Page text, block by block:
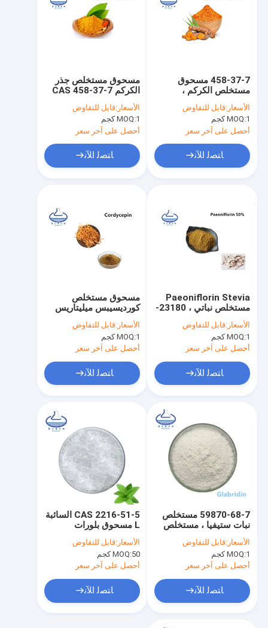
منتجات
أشرطة فيديو
معلومات عنا
اتصل بنا
اطلب اقتباس
مسحوق مستخلص جذر
الكركم CAS 458-37-7
Curcumins 95٪ Food
Pigment
الأسعار:قابل للتفاوض
MOQ:1 كجم
أحصل على آخر سعر
ﺎﺘﺼﻟ ﺍﻶﻧ
458-37-7 مسحوق
مستخلص الكركم ،
للرعاية الصحية
الأسعار:قابل للتفاوض
MOQ:1 كجم
أحصل على آخر سعر
ﺎﺘﺼﻟ ﺍﻶﻧ
مسحوق مستخلص
كورديسيبس ميليتاريس
طعام للرعاية الصحية
الأسعار:قابل للتفاوض
MOQ:1 كجم
أحصل على آخر سعر
ﺎﺘﺼﻟ ﺍﻶﻧ
Paeoniflorin Stevia
مستخلص نباتي ، 23180-
الفاوانيا الأبيض
الأسعار:قابل للتفاوض
MOQ:1 كجم
أحصل على آخر سعر
ﺎﺘﺼﻟ ﺍﻶﻧ
CAS 2216-51-5 السائبة
L مسحوق بلورات
المنثول الغذاء الصف
الأسعار:قابل للتفاوض
MOQ:50 كجم
أحصل على آخر سعر
ﺎﺘﺼﻟ ﺍﻶﻧ
59870-68-7 مستخلص
نبات ستيفيا ، مستخلص
عرق السوس الجلابريدين
لتبييض البشرة
الأسعار:قابل للتفاوض
MOQ:1 كجم
أحصل على آخر سعر
ﺎﺘﺼﻟ ﺍﻶﻧ